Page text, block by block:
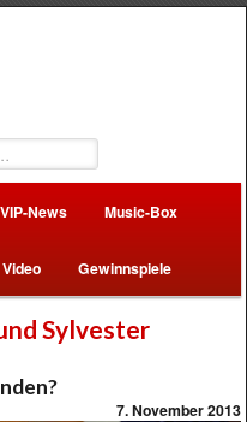
VIP-News Music-Box
Video Gewinnspiele
Sylvester
7. November 2013